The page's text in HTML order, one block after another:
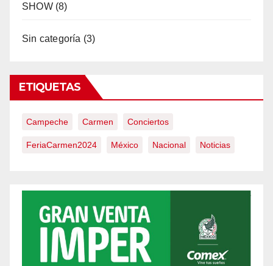
SHOW(8)
Sin categoría (3)
ETIQUETAS
Campeche Carmen Conciertos
FeriaCarmen2024 México Nacional Noticias